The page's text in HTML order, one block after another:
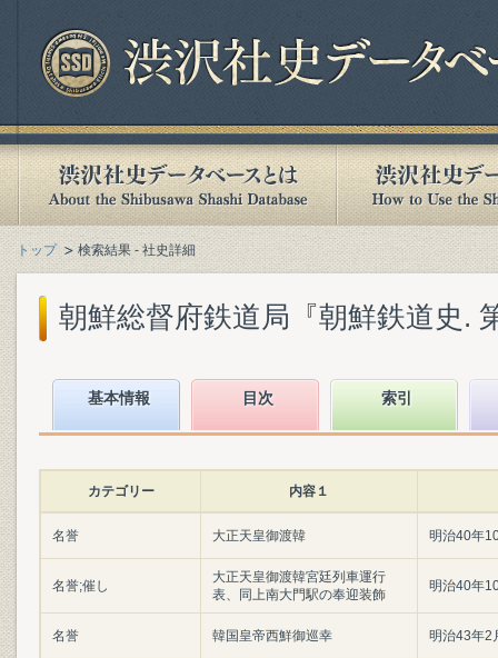
トップ 検索結果 - 社史詳細
朝鮮総督府鉄道局『朝鮮鉄道史.
基本情報 目次 索引
カテゴリー 内容１
名誉 大正天皇御渡韓 明治40年
名誉;催し
大正天皇御渡韓宮廷列車運行
表、同上南大門駅の奉迎装飾
明治40年
名誉 韓国皇帝西鮮御巡幸 明治43年2